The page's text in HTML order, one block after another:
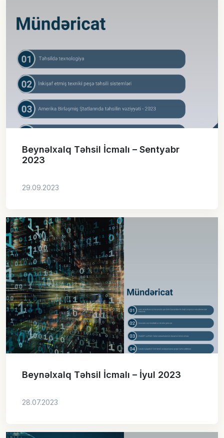
Beynəlxalq Təhsil İcmalı – Sentyabr
2023
29.09.2023
Beynəlxalq Təhsil İcmalı – İyul 2023
28.07.2023